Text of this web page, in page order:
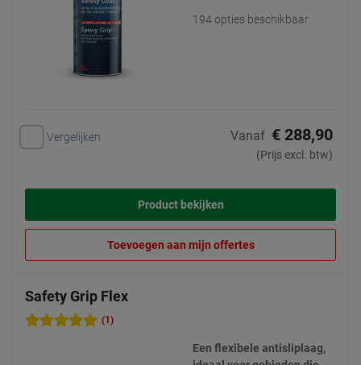
194 opties beschikbaar
Vergelijken Vanaf € 288,90
(Prijs excl. btw)
Product bekijken
Toevoegen aan mijn offertes
Safety Grip Flex
(1)
Een flexibele antisliplaag,